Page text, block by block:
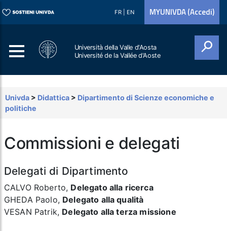
FR EN MYUNIVDA (Accedi)
Università della Valle d'Aosta
Université de la Vallée d'Aoste
Univda > Didattica > Dipartimento di Scienze economiche e
politiche
Commissioni e delegati
Delegati di Dipartimento
CALVO Roberto, Delegato alla ricerca
GHEDA Paolo, Delegato alla qualità
VESAN Patrik, Delegato alla terza missione